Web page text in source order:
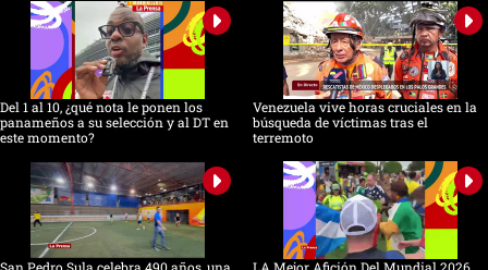
Del 1 al 10, ¿qué nota le ponen los
panameños a su selección y al DT en
este momento?
Venezuela vive horas cruciales en la
búsqueda de víctimas tras el
terremoto